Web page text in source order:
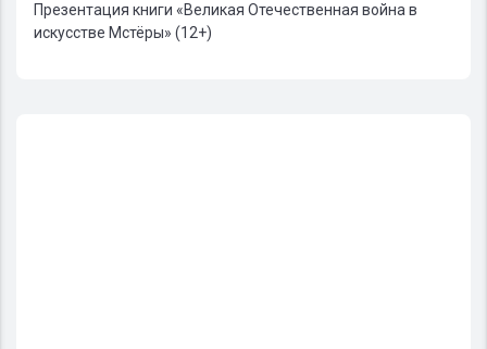
Презентация книги «Великая Отечественная война в
искусстве Мстёры» (12+)